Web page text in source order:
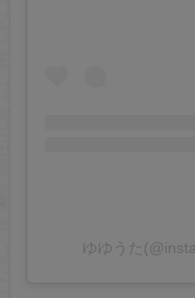
ゆゆうた